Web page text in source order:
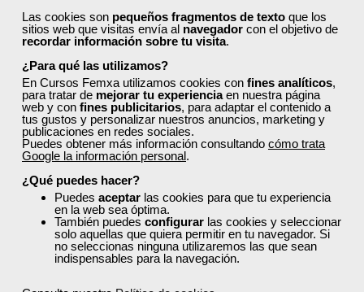
Las cookies son pequeños fragmentos de texto que los
sitios web que visitas envía al navegador con el objetivo de
recordar información sobre tu visita.
¿Para qué las utilizamos?
En Cursos Femxa utilizamos cookies con fines analíticos,
para tratar de mejorar tu experienciaen nuestra página
web y con fines publicitarios, para adaptar el contenido a
tus gustos y personalizar nuestros anuncios, marketing y
publicaciones en redes sociales.
Puedes obtener más información consultando cómo trata
Google la información personal.
¿Qué puedes hacer?
Puedes aceptar las cookies para que tu experiencia
en la web sea óptima.
También puedes configurar las cookies y seleccionar
solo aquellas que quiera permitir en tu navegador. Si
no seleccionas ninguna utilizaremos las que sean
indispensables para la navegación.
Preguntas frecuentes sobre la
formación de Femxa
Resolvemos las dudas más habituales sobre nuestra
formación, metodología, equipo docente y ventajas
para el alumnado.
¿Qué nos hace diferentes de la
competencia?